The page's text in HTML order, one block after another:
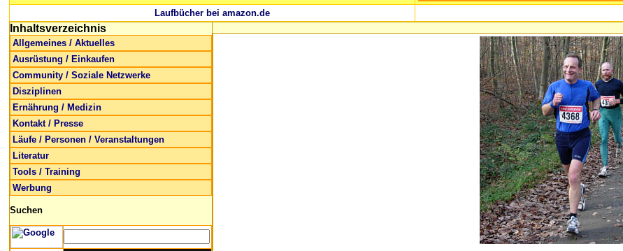
Laufbücher bei amazon.de
Inhaltsverzeichnis
Allgemeines / Aktuelles
Ausrüstung / Einkaufen
Community / Soziale Netzwerke
Disziplinen
Ernährung / Medizin
Kontakt / Presse
Läufe / Personen / Veranstaltungen
Literatur
Tools / Training
Werbung
Suchen